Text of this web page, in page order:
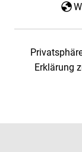
Erklärung